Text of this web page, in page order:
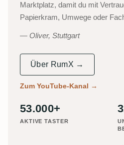
Marktplatz, damit du mit
Papierkram, Umwege oder
Oliver, Stuttgart
Über RumX →
Zum YouTube-Kanal →
53.000+
AKTIVE TASTER